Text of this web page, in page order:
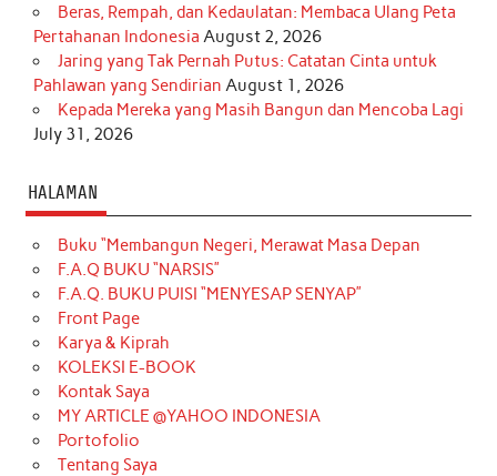
Beras, Rempah, dan Kedaulatan: Membaca Ulang Peta
Pertahanan Indonesia August 2, 2026
Jaring yang Tak Pernah Putus: Catatan Cinta untuk
Pahlawan yang Sendirian August 1, 2026
Kepada Mereka yang Masih Bangun dan Mencoba Lagi
July 31, 2026
HALAMAN
Buku “Membangun Negeri, Merawat Masa Depan
F.A.Q BUKU “NARSIS”
F.A.Q. BUKU PUISI “MENYESAP SENYAP”
Front Page
Karya & Kiprah
KOLEKSI E-BOOK
Kontak Saya
MY ARTICLE @YAHOO INDONESIA
Portofolio
Tentang Saya